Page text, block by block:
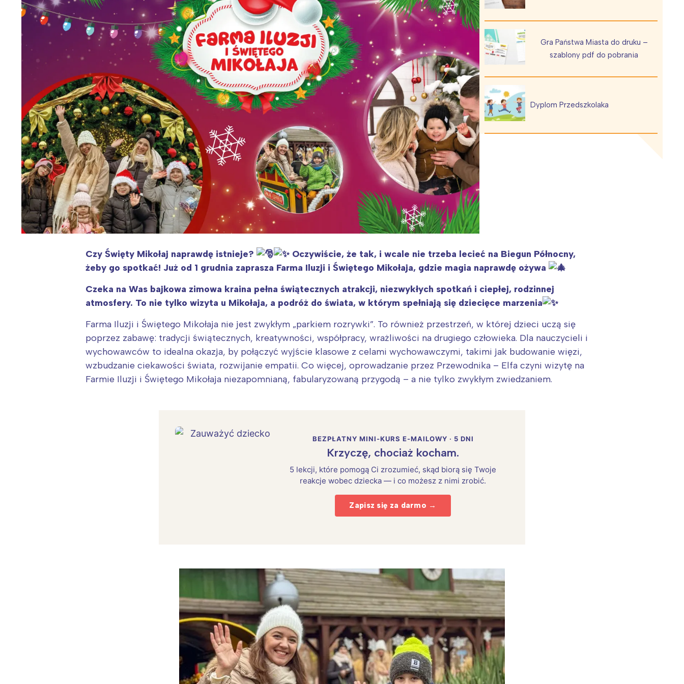
Wiosenny koncert ptaków na płocie Kwitnąca wiśnia i jej płatki Pszczoła i kwitnący ul Wiewiórka na kwitnącym polu
Gra Państwa Miasta do druku –
szablony pdf do pobrania
Dyplom Przedszkolaka
Czy Święty Mikołaj naprawdę istnieje?
Oczywiście, że tak, i wcale nie trzeba lecieć na Biegun Północny,
żeby go spotkać! Już od 1 grudnia zaprasza Farma Iluzji i Świętego Mikołaja, gdzie magia naprawdę ożywa
Czeka na Was bajkowa zimowa kraina pełna świątecznych atrakcji, niezwykłych spotkań i ciepłej, rodzinnej
atmosfery. To nie tylko wizyta u Mikołaja, a podróż do świata, w którym spełniają się dziecięce marzenia
Farma Iluzji i Świętego Mikołaja nie jest zwykłym „parkiem rozrywki”. To również przestrzeń, w której dzieci uczą się
poprzez zabawę: tradycji świątecznych, kreatywności, współpracy, wrażliwości na drugiego człowieka. Dla nauczycieli i
wychowawców to idealna okazja, by połączyć wyjście klasowe z celami wychowawczymi, takimi jak budowanie więzi,
wzbudzanie ciekawości świata, rozwijanie empatii. Co więcej, oprowadzanie przez Przewodnika – Elfa czyni wizytę na
Farmie Iluzji i Świętego Mikołaja niezapomnianą, fabularyzowaną przygodą – a nie tylko zwykłym zwiedzaniem.
BEZPŁATNY MINI-KURS E-MAILOWY · 5 DNI
Krzyczę, chociaż kocham.
5 lekcji, które pomogą Ci zrozumieć, skąd biorą się Twoje
reakcje wobec dziecka — i co możesz z nimi zrobić.
Zapisz się za darmo →